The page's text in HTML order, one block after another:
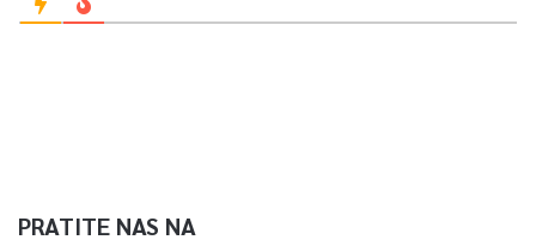
PRATITE NAS NA